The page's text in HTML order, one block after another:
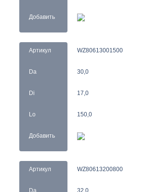
Добавить
Артикул
Da
Di
Lo
Добавить
WZ80613001500
30,0
17,0
150,0
Артикул
Da
WZ80613200800
32,0